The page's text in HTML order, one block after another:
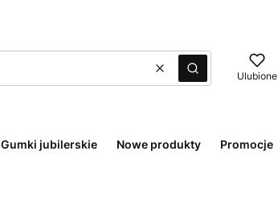
WyczyśćSzukaj Ulubione
Gumki jubilerskie Nowe produkty Promocje